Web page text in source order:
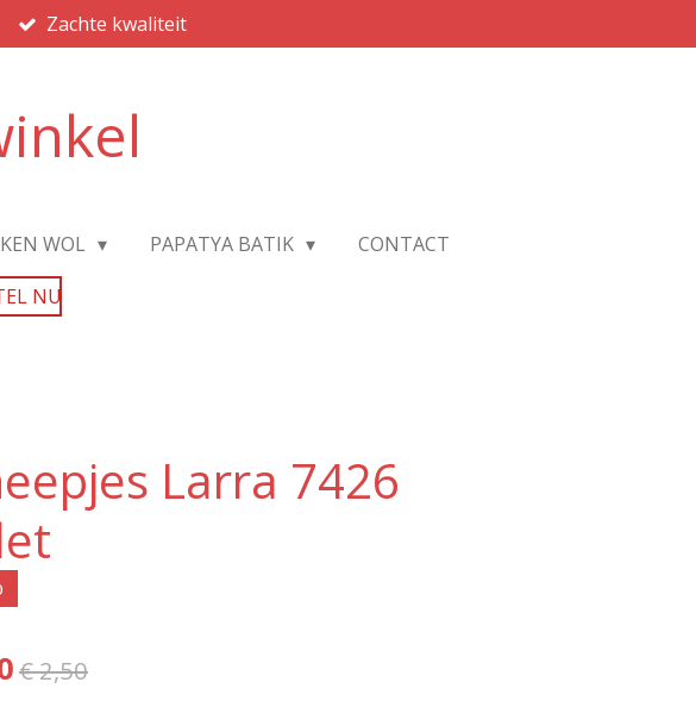
Zachte kwaliteit
WOL PAPATYA BATIK
CONTACT
NU
Larra 7426
€ 2,50